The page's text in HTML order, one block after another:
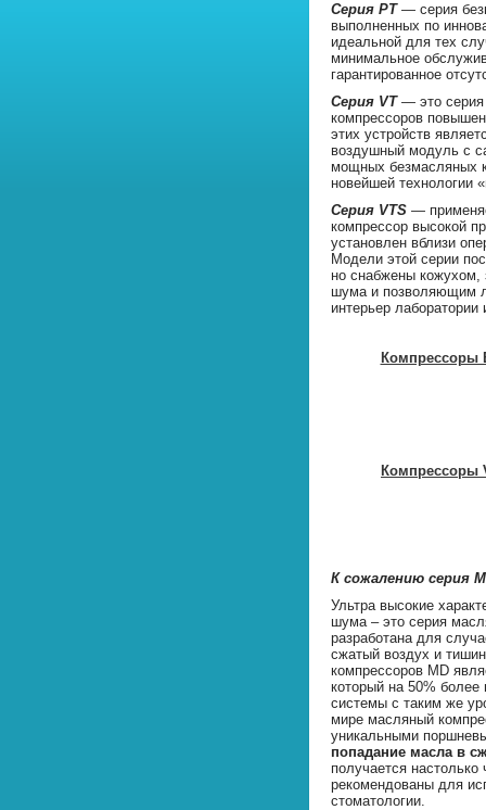
Серия PT— серия
выполненных по
идеальной для тех
минимальное
гарантированное
Серия VT— это
компрессоров
этих устройств
воздушный модуль с
мощных безмасляных
новейшей технологии
Серия VTS —
компрессор высокой
установлен вблизи
Модели этой серии
но снабжены
шума и позволяющим
интерьер лаборатории
Компрессоры
Компрессоры
К сожалению серия
Ультра высокие
шума – это серия
разработана для
сжатый воздух и
компрессоров MD
который на 50% более
системы с таким же
мире масляный
уникальными
попадание масла в
получается
рекомендованы для
стоматологии.